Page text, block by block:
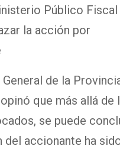
Público Fiscal
la acción por
de la
que más allá de
se puede
del accionante ha